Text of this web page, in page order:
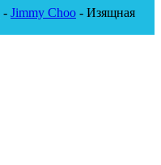
- Jimmy Choo - Изящная